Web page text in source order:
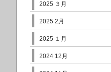
2025 ３月
2025 2月
2025 １月
2024 12月